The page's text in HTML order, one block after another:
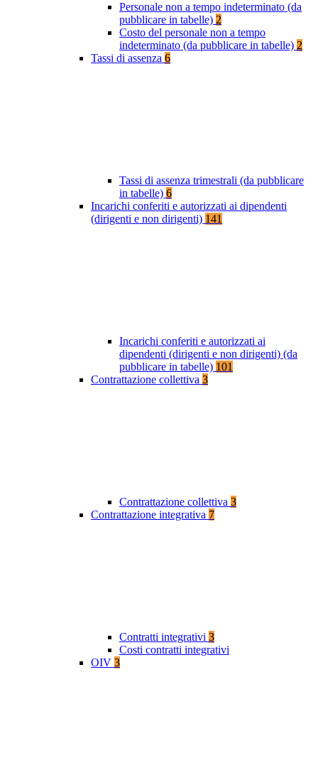
Personale non a tempo indeterminato (da
pubblicare in tabelle) 2
Costo del personale non a tempo
indeterminato (da pubblicare in tabelle) 2
Tassi di assenza 6
Tassi di assenza trimestrali (da pubblicare
in tabelle) 6
Incarichi conferiti e autorizzati ai dipendenti
(dirigenti e non dirigenti) 141
Incarichi conferiti e autorizzati ai
dipendenti (dirigenti e non dirigenti) (da
pubblicare in tabelle) 101
Contrattazione collettiva 3
Contrattazione collettiva 3
Contrattazione integrativa 7
Contratti integrativi 3
Costi contratti integrativi
OIV 3